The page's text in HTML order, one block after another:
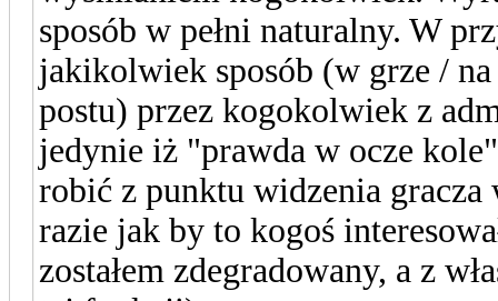
sposób w pełni naturalny. W
jakikolwiek sposób (w grze /
postu) przez kogokolwiek z
jedynie iż "prawda w ocze
robić z punktu widzenia gracza
razie jak by to kogoś
zostałem zdegradowany, a z